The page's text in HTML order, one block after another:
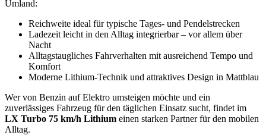
Umland:
Reichweite ideal für typische Tages- und Pendelstrecken
Ladezeit leicht in den Alltag integrierbar – vor allem über
Nacht
Alltagstaugliches Fahrverhalten mit ausreichend Tempo und
Komfort
Moderne Lithium-Technik und attraktives Design in Mattblau
Wer von Benzin auf Elektro umsteigen möchte und ein
zuverlässiges Fahrzeug für den täglichen Einsatz sucht, findet im
LX Turbo 75 km/h Lithium einen starken Partner für den mobilen
Alltag.